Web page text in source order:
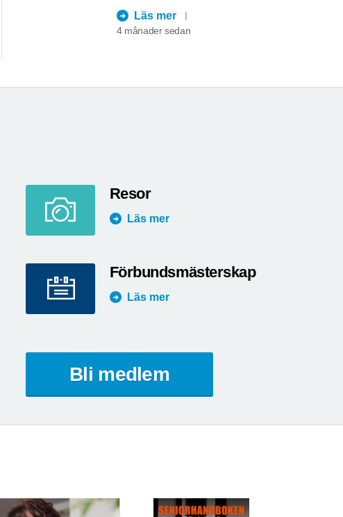
Läs mer
4 månader sedan
Resor
Läs mer
Förbundsmästerskap
Läs mer
Bli medlem